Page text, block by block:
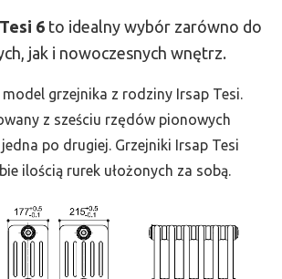
-
wys.
565,
szer.
90,
214
6to idealny wybór zarówno do
jak i nowoczesnych wnętrz.
grzejnika z rodziny Irsap Tesi.
z sześciu rzędów pionowych
po drugiej. Grzejniki Irsap Tesi
ilością rurek ułożonych za sobą.